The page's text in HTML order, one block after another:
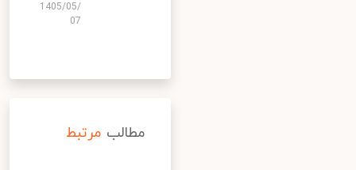
1405/05/
07
مطالب مرتبط